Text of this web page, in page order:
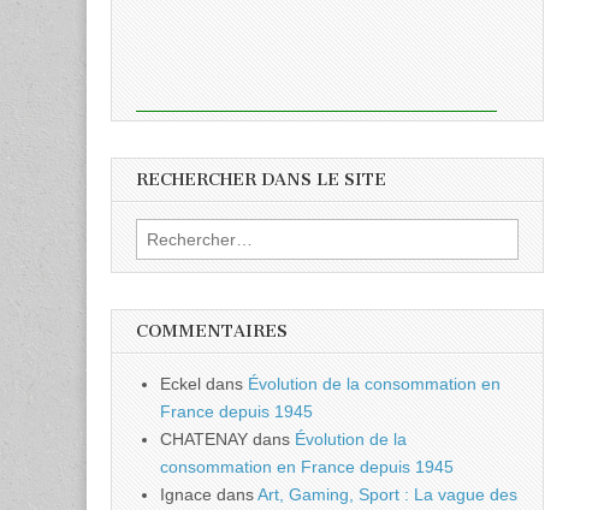
RECHERCHER DANS LE SITE
Rechercher :
COMMENTAIRES
Eckel dans Évolution de la consommation en
France depuis 1945
CHATENAY dans Évolution de la
consommation en France depuis 1945
Ignace dansArt, Gaming, Sport : La vague des